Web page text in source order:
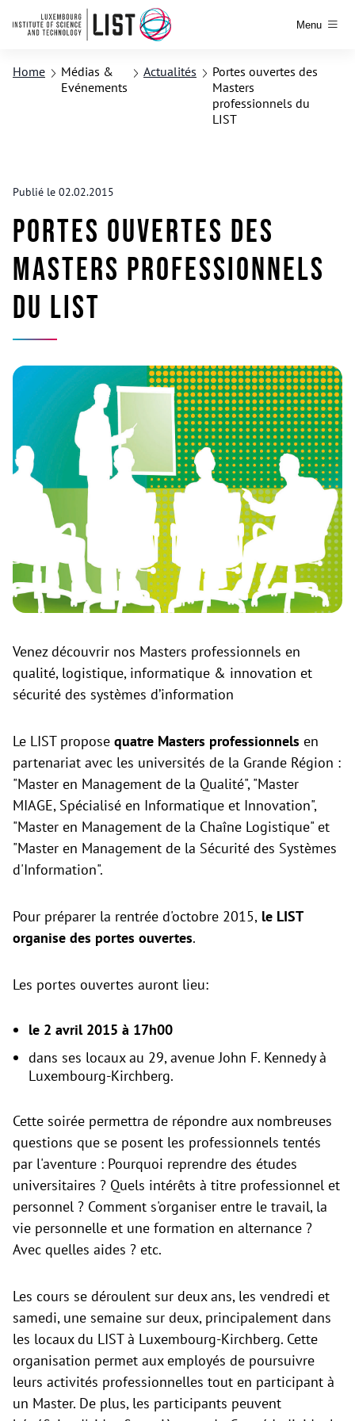
Menu
Home
Médias &
Evénements
Actualités
Portes ouvertes des
Masters
professionnels du
LIST
Publié le 02.02.2015
Portes ouvertes des
Masters professionnels
du LIST
Venez découvrir nos Masters professionnels en
qualité, logistique, informatique & innovation et
sécurité des systèmes d’information
Le LIST propose quatre Masters professionnels en
partenariat avec les universités de la Grande Région :
"Master en Management de la Qualité", "Master
MIAGE, Spécialisé en Informatique et Innovation",
"Master en Management de la Chaîne Logistique" et
"Master en Management de la Sécurité des Systèmes
d'Information".
Pour préparer la rentrée d'octobre 2015, le LIST
organise des portes ouvertes.
Les portes ouvertes auront lieu:
le 2 avril 2015 à 17h00
dans ses locaux au 29, avenue John F. Kennedy à
Luxembourg-Kirchberg.
Cette soirée permettra de répondre aux nombreuses
questions que se posent les professionnels tentés
par l'aventure : Pourquoi reprendre des études
universitaires ? Quels intérêts à titre professionnel et
personnel ? Comment s'organiser entre le travail, la
vie personnelle et une formation en alternance ?
Avec quelles aides ? etc.
Les cours se déroulent sur deux ans, les vendredi et
samedi, une semaine sur deux, principalement dans
les locaux du LIST à Luxembourg-Kirchberg. Cette
organisation permet aux employés de poursuivre
leurs activités professionnelles tout en participant à
un Master. De plus, les participants peuvent